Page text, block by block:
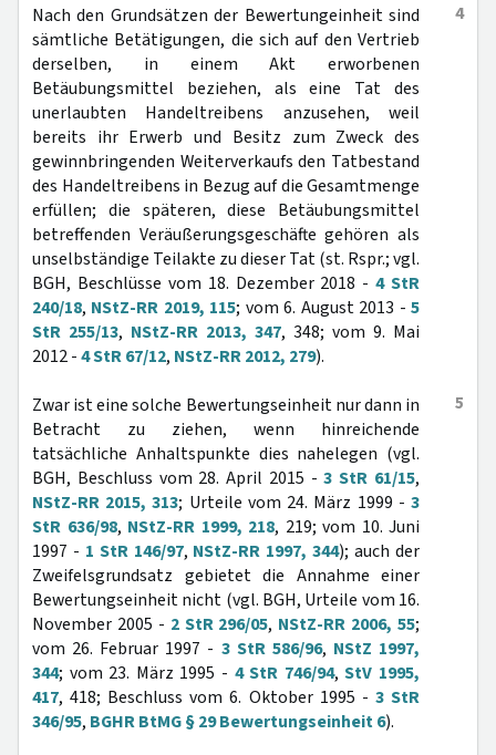
4
Nach den Grundsätzen der Bewertungeinheit sind
sämtliche Betätigungen, die sich auf den Vertrieb
derselben, in einem Akt erworbenen
Betäubungsmittel beziehen, als eine Tat des
unerlaubten Handeltreibens anzusehen, weil
bereits ihr Erwerb und Besitz zum Zweck des
gewinnbringenden Weiterverkaufs den Tatbestand
des Handeltreibens in Bezug auf die Gesamtmenge
erfüllen; die späteren, diese Betäubungsmittel
betreffenden Veräußerungsgeschäfte gehören als
unselbständige Teilakte zu dieser Tat (st. Rspr.; vgl.
BGH, Beschlüsse vom 18. Dezember 2018 -4 StR
240/18, NStZ-RR 2019, 115; vom 6. August 2013 -5
StR 255/13, NStZ-RR 2013, 347, 348; vom 9. Mai
2012 -4 StR 67/12, NStZ-RR 2012, 279).
5
Zwar ist eine solche Bewertungseinheit nur dann in
Betracht zu ziehen, wenn hinreichende
tatsächliche Anhaltspunkte dies nahelegen (vgl.
BGH, Beschluss vom 28. April 2015 -3 StR 61/15,
NStZ-RR 2015, 313; Urteile vom 24. März 1999 -3
StR 636/98, NStZ-RR 1999, 218, 219; vom 10. Juni
1997 - 1 StR 146/97, NStZ-RR 1997, 344); auch der
Zweifelsgrundsatz gebietet die Annahme einer
Bewertungseinheit nicht (vgl. BGH, Urteile vom 16.
November 2005 - 2 StR 296/05, NStZ-RR 2006, 55;
vom 26. Februar 1997 - 3 StR 586/96, NStZ 1997,
344; vom 23. März 1995 - 4 StR 746/94,StV 1995,
417, 418; Beschluss vom 6. Oktober 1995 - 3 StR
346/95, BGHR BtMG § 29 Bewertungseinheit 6).